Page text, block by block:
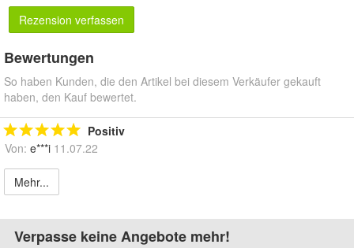
Rezension verfassen
Bewertungen
So haben Kunden, die den Artikel bei diesem Verkäufer gekauft
haben, den Kauf bewertet.
Positiv
Von: e***i 11.07.22
Mehr...
Verpasse keine Angebote mehr!